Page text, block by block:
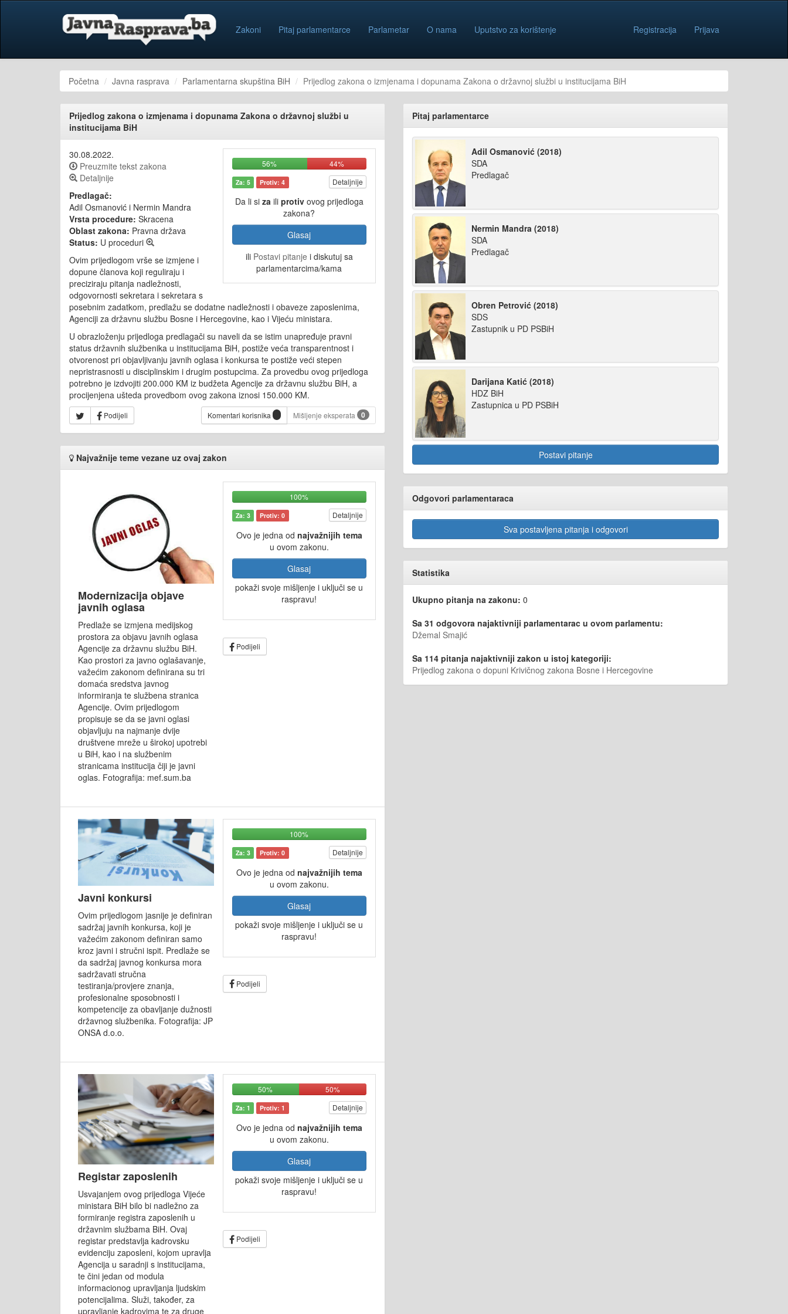
Zakoni Pitaj parlamentarce Parlametar O nama Uputstvo za korištenje Registracija Prijava
Početna Javna rasprava Parlamentarna skupština BiH Prijedlog zakona o izmjenama i dopunama Zakona o državnoj službi u institucijama BiH
Prijedlog zakona o izmjenama i dopunama Zakona o državnoj službi u
institucijama BiH
56% 44%
Za: 5 Protiv: 4 Detaljnije
Da li si zaili protivovog prijedloga
zakona?
Glasaj
ili Postavi pitanje i diskutuj sa
parlamentarcima/kama
30.08.2022.
Preuzmite tekst zakona
Detaljnije
Predlagač:
Adil Osmanović i Nermin Mandra
Vrsta procedure: Skracena
Oblast zakona: Pravna država
Status: U proceduri
Ovim prijedlogom vrše se izmjene i
dopune članova koji reguliraju i
preciziraju pitanja nadležnosti,
odgovornosti sekretara i sekretara s
posebnim zadatkom, predlažu se dodatne nadležnosti i obaveze zaposlenima,
Agenciji za državnu službu Bosne i Hercegovine, kao i Vijeću ministara.
U obrazloženju prijedloga predlagači su naveli da se istim unapređuje pravni
status državnih službenika u institucijama BiH, postiže veća transparentnost i
otvorenost pri objavljivanju javnih oglasa i konkursa te postiže veći stepen
nepristrasnosti u disciplinskim i drugim postupcima. Za provedbu ovog prijedloga
potrebno je izdvojiti 200.000 KM iz budžeta Agencije za državnu službu BiH, a
procijenjena ušteda provedbom ovog zakona iznosi 150.000 KM.
Podijeli Komentari korisnika Mišljenje eksperata 0
Najvažnije teme vezane uz ovaj zakon
Modernizacija objave
javnih oglasa
Predlaže se izmjena medijskog
prostora za objavu javnih oglasa
Agencije za državnu službu BiH.
Kao prostori za javno oglašavanje,
važećim zakonom definirana su tri
domaća sredstva javnog
informiranja te službena stranica
Agencije. Ovim prijedlogom
propisuje se da se javni oglasi
objavljuju na najmanje dvije
društvene mreže u širokoj upotrebi
u BiH, kao i na službenim
stranicama institucija čiji je javni
oglas. Fotografija: mef.sum.ba
100%
Za: 3 Protiv: 0 Detaljnije
Ovo je jedna od najvažnijih tema
u ovom zakonu.
Glasaj
pokaži svoje mišljenje i uključi se u
raspravu!
Podijeli
Javni konkursi
Ovim prijedlogom jasnije je definiran
sadržaj javnih konkursa, koji je
važećim zakonom definiran samo
kroz javni i stručni ispit. Predlaže se
da sadržaj javnog konkursa mora
sadržavati stručna
testiranja/provjere znanja,
profesionalne sposobnosti i
kompetencije za obavljanje dužnosti
državnog službenika. Fotografija: JP
ONSA d.o.o.
100%
Za: 3 Protiv: 0 Detaljnije
Ovo je jedna od najvažnijih tema
u ovom zakonu.
Glasaj
pokaži svoje mišljenje i uključi se u
raspravu!
Podijeli
Registar zaposlenih
Usvajanjem ovog prijedloga Vijeće
ministara BiH bilo bi nadležno za
formiranje registra zaposlenih u
državnim službama BiH. Ovaj
registar predstavlja kadrovsku
evidenciju zaposleni, kojom upravlja
Agencija u saradnji s institucijama,
te čini jedan od modula
informacionog upravljanja ljudskim
potencijalima. Služi, također, za
upravljanje kadrovima te za druge
50% 50%
Za: 1 Protiv: 1 Detaljnije
Ovo je jedna od najvažnijih tema
u ovom zakonu.
Glasaj
pokaži svoje mišljenje i uključi se u
raspravu!
Podijeli
Pitaj parlamentarce
Adil Osmanović (2018)
SDA
Predlagač
Nermin Mandra (2018)
SDA
Predlagač
Obren Petrović (2018)
SDS
Zastupnik u PD PSBiH
Darijana Katić (2018)
HDZ BiH
Zastupnica u PD PSBiH
Postavi pitanje
Odgovori parlamentaraca
Sva postavljena pitanja i odgovori
Statistika
Ukupno pitanja na zakonu: 0
Sa 31 odgovora najaktivniji parlamentarac u ovom parlamentu:
Džemal Smajić
Sa 114 pitanja najaktivniji zakon u istoj kategoriji:
Prijedlog zakona o dopuni Krivičnog zakona Bosne i Hercegovine